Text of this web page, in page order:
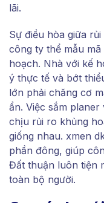
lãi.
Sự điều hòa giữa
công ty thể mẫu
hoạch. Nhà với kế
ý thực tế và bớt
lớn phải chăng cơ
ẩn. Việc sắm
chịu rủi ro khủng
giống nhau. xmen
phần đông, giúp
Đất thuận luôn tiện
toàn bộ người.